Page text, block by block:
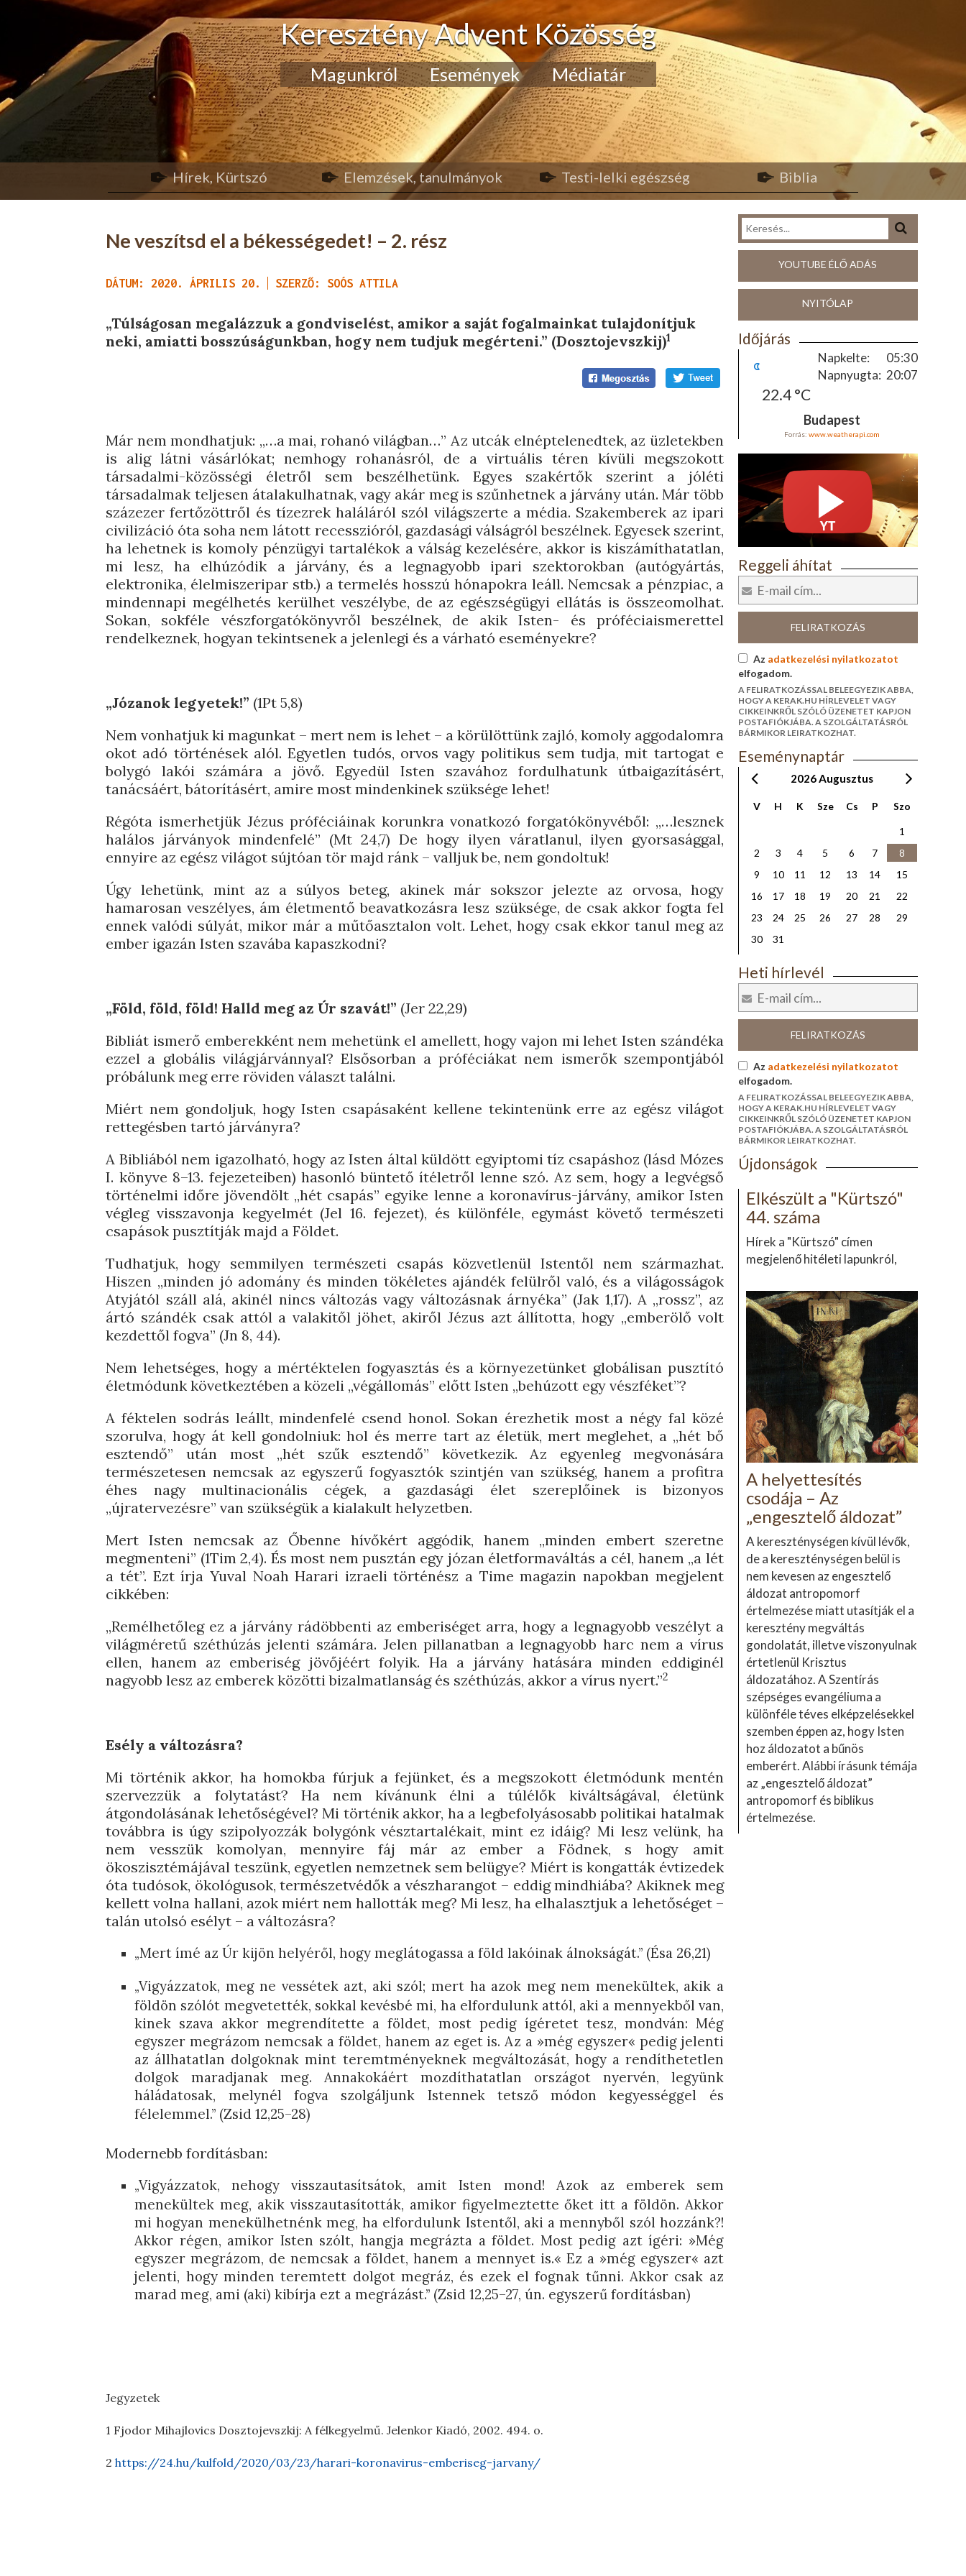
Keresztény Advent Közösség
Magunkról Események Médiatár
Hírek, Kürtszó Elemzések, tanulmányok Testi-lelki egészség Biblia
Ne veszítsd el a békességedet! – 2. rész
DÁTUM: 2020. ÁPRILIS 20. SZERZŐ: SOÓS ATTILA
„Túlságosan megalázzuk a gondviselést, amikor a saját fogalmainkat tulajdonítjuk
neki, amiatti bosszúságunkban, hogy nem tudjuk megérteni.” (Dosztojevszkij)1
Már nem mondhatjuk: „…a mai, rohanó világban…” Az utcák elnéptelenedtek, az üzletekben
is alig látni vásárlókat; nemhogy rohanásról, de a virtuális téren kívüli megszokott
társadalmi-közösségi életről sem beszélhetünk. Egyes szakértők szerint a jóléti
társadalmak teljesen átalakulhatnak, vagy akár meg is szűnhetnek a járvány után. Már több
százezer fertőzöttről és tízezrek haláláról szól világszerte a média. Szakemberek az ipari
civilizáció óta soha nem látott recesszióról, gazdasági válságról beszélnek. Egyesek szerint,
ha lehetnek is komoly pénzügyi tartalékok a válság kezelésére, akkor is kiszámíthatatlan,
mi lesz, ha elhúzódik a járvány, és a legnagyobb ipari szektorokban (autógyártás,
elektronika, élelmiszeripar stb.) a termelés hosszú hónapokra leáll. Nemcsak a pénzpiac, a
mindennapi megélhetés kerülhet veszélybe, de az egészségügyi ellátás is összeomolhat.
Sokan, sokféle vészforgatókönyvről beszélnek, de akik Isten- és próféciaismerettel
rendelkeznek, hogyan tekintsenek a jelenlegi és a várható eseményekre?
„Józanok legyetek!” (1Pt 5,8)
Nem vonhatjuk ki magunkat – mert nem is lehet – a körülöttünk zajló, komoly aggodalomra
okot adó történések alól. Egyetlen tudós, orvos vagy politikus sem tudja, mit tartogat e
bolygó lakói számára a jövő. Egyedül Isten szavához fordulhatunk útbaigazításért,
tanácsáért, bátorításért, amire most mindenkinek szüksége lehet!
Régóta ismerhetjük Jézus próféciáinak korunkra vonatkozó forgatókönyvéből: „…lesznek
halálos járványok mindenfelé” (Mt 24,7) De hogy ilyen váratlanul, ilyen gyorsasággal,
ennyire az egész világot sújtóan tör majd ránk – valljuk be, nem gondoltuk!
Úgy lehetünk, mint az a súlyos beteg, akinek már sokszor jelezte az orvosa, hogy
hamarosan veszélyes, ám életmentő beavatkozásra lesz szüksége, de csak akkor fogta fel
ennek valódi súlyát, mikor már a műtőasztalon volt. Lehet, hogy csak ekkor tanul meg az
ember igazán Isten szavába kapaszkodni?
„Föld, föld, föld! Halld meg az Úr szavát!” (Jer 22,29)
Bibliát ismerő emberekként nem mehetünk el amellett, hogy vajon mi lehet Isten szándéka
ezzel a globális világjárvánnyal? Elsősorban a próféciákat nem ismerők szempontjából
próbálunk meg erre röviden választ találni.
Miért nem gondoljuk, hogy Isten csapásaként kellene tekintenünk erre az egész világot
rettegésben tartó járványra?
A Bibliából nem igazolható, hogy az Isten által küldött egyiptomi tíz csapáshoz (lásd Mózes
I. könyve 8–13. fejezeteiben) hasonló büntető ítéletről lenne szó. Az sem, hogy a legvégső
történelmi időre jövendölt „hét csapás” egyike lenne a koronavírus-járvány, amikor Isten
végleg visszavonja kegyelmét (Jel 16. fejezet), és különféle, egymást követő természeti
csapások pusztítják majd a Földet.
Tudhatjuk, hogy semmilyen természeti csapás közvetlenül Istentől nem származhat.
Hiszen „minden jó adomány és minden tökéletes ajándék felülről való, és a világosságok
Atyjától száll alá, akinél nincs változás vagy változásnak árnyéka” (Jak 1,17). A „rossz”, az
ártó szándék csak attól a valakitől jöhet, akiről Jézus azt állította, hogy „emberölő volt
kezdettől fogva” (Jn 8, 44).
Nem lehetséges, hogy a mértéktelen fogyasztás és a környezetünket globálisan pusztító
életmódunk következtében a közeli „végállomás” előtt Isten „behúzott egy vészféket”?
A féktelen sodrás leállt, mindenfelé csend honol. Sokan érezhetik most a négy fal közé
szorulva, hogy át kell gondolniuk: hol és merre tart az életük, mert meglehet, a „hét bő
esztendő” után most „hét szűk esztendő” következik. Az egyenleg megvonására
természetesen nemcsak az egyszerű fogyasztók szintjén van szükség, hanem a profitra
éhes nagy multinacionális cégek, a gazdasági élet szereplőinek is bizonyos
„újratervezésre” van szükségük a kialakult helyzetben.
Mert Isten nemcsak az Őbenne hívőkért aggódik, hanem „minden embert szeretne
megmenteni” (1Tim 2,4). És most nem pusztán egy józan életformaváltás a cél, hanem „a lét
a tét”. Ezt írja Yuval Noah Harari izraeli történész a Time magazin napokban megjelent
cikkében:
„Remélhetőleg ez a járvány rádöbbenti az emberiséget arra, hogy a legnagyobb veszélyt a
világméretű széthúzás jelenti számára. Jelen pillanatban a legnagyobb harc nem a vírus
ellen, hanem az emberiség jövőjéért folyik. Ha a járvány hatására minden eddiginél
nagyobb lesz az emberek közötti bizalmatlanság és széthúzás, akkor a vírus nyert.”2
Esély a változásra?
Mi történik akkor, ha homokba fúrjuk a fejünket, és a megszokott életmódunk mentén
szervezzük a folytatást? Ha nem kívánunk élni a túlélők kiváltságával, életünk
átgondolásának lehetőségével? Mi történik akkor, ha a legbefolyásosabb politikai hatalmak
továbbra is úgy szipolyozzák bolygónk vésztartalékait, mint ez idáig? Mi lesz velünk, ha
nem vesszük komolyan, mennyire fáj már az ember a Födnek, s hogy amit
ökoszisztémájával teszünk, egyetlen nemzetnek sem belügye? Miért is kongatták évtizedek
óta tudósok, ökológusok, természetvédők a vészharangot – eddig mindhiába? Akiknek meg
kellett volna hallani, azok miért nem hallották meg? Mi lesz, ha elhalasztjuk a lehetőséget –
talán utolsó esélyt – a változásra?
„Mert ímé az Úr kijön helyéről, hogy meglátogassa a föld lakóinak álnokságát.” (Ésa 26,21)
„Vigyázzatok, meg ne vessétek azt, aki szól; mert ha azok meg nem menekültek, akik a
földön szólót megvetették, sokkal kevésbé mi, ha elfordulunk attól, aki a mennyekből van,
kinek szava akkor megrendítette a földet, most pedig ígéretet tesz, mondván: Még
egyszer megrázom nemcsak a földet, hanem az eget is. Az a »még egyszer« pedig jelenti
az állhatatlan dolgoknak mint teremtményeknek megváltozását, hogy a rendíthetetlen
dolgok maradjanak meg. Annakokáért mozdíthatatlan országot nyervén, legyünk
háládatosak, melynél fogva szolgáljunk Istennek tetsző módon kegyességgel és
félelemmel.” (Zsid 12,25–28)
Modernebb fordításban:
„Vigyázzatok, nehogy visszautasítsátok, amit Isten mond! Azok az emberek sem
menekültek meg, akik visszautasították, amikor figyelmeztette őket itt a földön. Akkor
mi hogyan menekülhetnénk meg, ha elfordulunk Istentől, aki a mennyből szól hozzánk?!
Akkor régen, amikor Isten szólt, hangja megrázta a földet. Most pedig azt ígéri: »Még
egyszer megrázom, de nemcsak a földet, hanem a mennyet is.« Ez a »még egyszer« azt
jelenti, hogy minden teremtett dolgot megráz, és ezek el fognak tűnni. Akkor csak az
marad meg, ami (aki) kibírja ezt a megrázást.” (Zsid 12,25–27, ún. egyszerű fordításban)
Jegyzetek
1 Fjodor Mihajlovics Dosztojevszkij: A ​félkegyelmű. Jelenkor Kiadó, 2002. 494. o.
2https://24.hu/kulfold/2020/03/23/harari-koronavirus-emberiseg-jarvany/
YOUTUBE ÉLŐ ADÁS
NYITÓLAP
Időjárás
22.4 °C
Napkelte:
05:30
Napnyugta: 20:07
Budapest
Forrás: www.weatherapi.com
Reggeli áhítat
FELIRATKOZÁS
Az adatkezelési nyilatkozatot
elfogadom.
A FELIRATKOZÁSSAL BELEEGYEZIK ABBA,
HOGY A KERAK.HU HÍRLEVELET VAGY
CIKKEINKRŐL SZÓLÓ ÜZENETET KAPJON
POSTAFIÓKJÁBA. A SZOLGÁLTATÁSRÓL
BÁRMIKOR LEIRATKOZHAT.
Eseménynaptár
2026Augusztus
V H K Sze Cs P Szo
1
2
3 4 5 6 7
8
9
10 11 12 13 14
15
16
17 18 19 20 21
22
23
24 25 26 27 28
29
30
31
Heti hírlevél
FELIRATKOZÁS
Az adatkezelési nyilatkozatot
elfogadom.
A FELIRATKOZÁSSAL BELEEGYEZIK ABBA,
HOGY A KERAK.HU HÍRLEVELET VAGY
CIKKEINKRŐL SZÓLÓ ÜZENETET KAPJON
POSTAFIÓKJÁBA. A SZOLGÁLTATÁSRÓL
BÁRMIKOR LEIRATKOZHAT.
Újdonságok
Elkészült a "Kürtszó"
44. száma
Hírek a "Kürtszó" címen
megjelenő hitéleti lapunkról,
A helyettesítés
csodája – Az
„engesztelő áldozat”
A kereszténységen kívül lévők,
de a kereszténységen belül is
nem kevesen az engesztelő
áldozat antropomorf
értelmezése miatt utasítják el a
keresztény megváltás
gondolatát, illetve viszonyulnak
értetlenül Krisztus
áldozatához. A Szentírás
szépséges evangéliuma a
különféle téves elképzelésekkel
szemben éppen az, hogy Isten
hoz áldozatot a bűnös
emberért. Alábbi írásunk témája
az „engesztelő áldozat”
antropomorf és biblikus
értelmezése.